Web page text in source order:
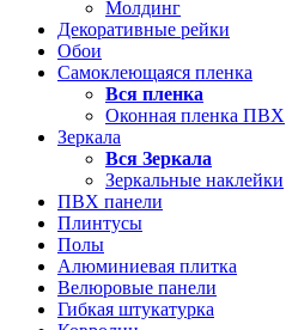
Молдинг
Декоративные рейки
Обои
Самоклеющаяся пленка
Вся пленка
Оконная пленка ПВХ
Зеркала
Вся Зеркала
Зеркальные наклейки
ПВХ панели
Плинтусы
Полы
Алюминиевая плитка
Велюровые панели
Гибкая штукатурка